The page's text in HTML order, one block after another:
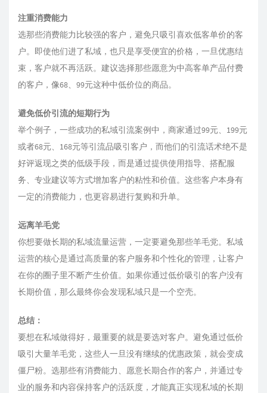
注重消费能力
选那些消费能力比较强的客户，避免只吸引喜欢低客单价的客
户。即使他们进了私域，也只是享受便宜的价格，一旦优惠结
束，客户就不再活跃。建议选择那些愿意为中高客单产品付费
的客户，像68、99元这种中低价位的商品。
避免低价引流的短期行为
举个例子，一些成功的私域引流案例中，商家通过99元、199元
或者68元、168元等引流品吸引客户，而他们的引流话术绝不是
好评返现之类的低级手段，而是通过提供使用指导、搭配服
务、专业建议等方式增加客户的粘性和价值。这些客户本身有
一定的消费能力，也更容易进行复购和升单。
远离羊毛党
你想要做长期的私域流量运营，一定要避免那些羊毛党。私域
运营的核心是通过高质量的客户服务和个性化的管理，让客户
在你的圈子里不断产生价值。如果你通过低价吸引的客户没有
长期价值，那么最终你会发现私域只是一个空壳。
总结：
要想在私域做得好，最重要的就是要选对客户。避免通过低价
吸引大量羊毛党，这些人一旦没有继续的优惠政策，就会变成
僵尸粉。选那些有消费能力、愿意长期合作的客户，并通过专
业的服务和内容保持客户的活跃度，才能真正实现私域的长期